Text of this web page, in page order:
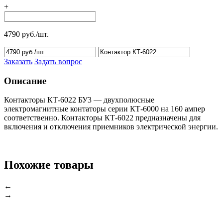
+
4790 руб./шт.
Заказать Задать вопрос
Описание
Контакторы КТ-6022 БУ3 — двухполюсные
электромагнитные контаторы серии КТ-6000 на 160 ампер
соответственно. Контакторы КТ-6022 предназначены для
включения и отключения приемников электрической энергии.
Похожие товары
←
→